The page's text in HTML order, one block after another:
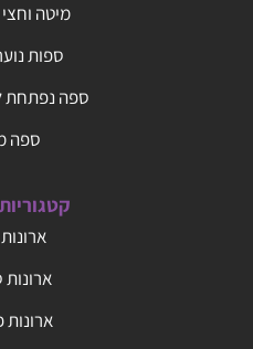
מיטה
ספות
ספה נפתחת
ספה